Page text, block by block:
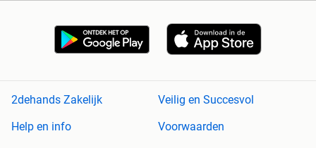
2dehands Zakelijk
Veilig en Succesvol
Help en info
Voorwaarden